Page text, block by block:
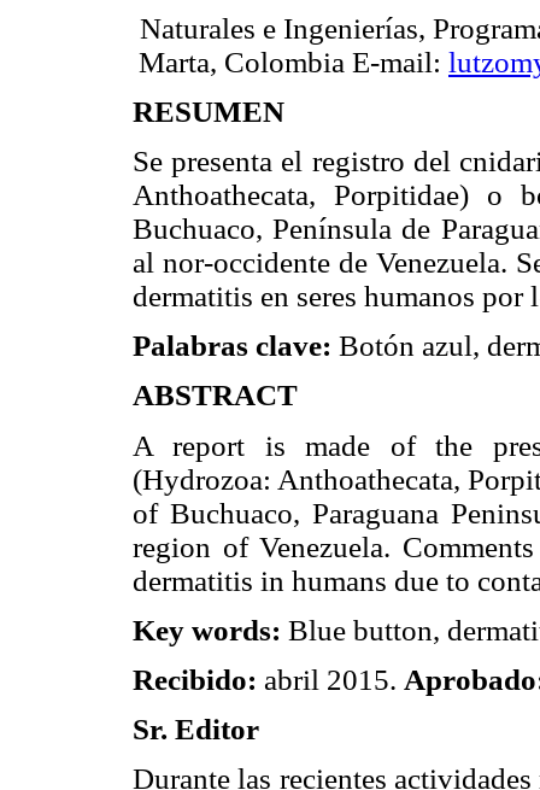
Naturales e Ingenierías,
Marta, Colombia E-mail:
RESUMEN
Se presenta el registro del
Anthoathecata, Porpitidae) o
Buchuaco, Península de
al nor-occidente de Venezuela.
dermatitis en seres humanos
Palabras clave: Botón azul,
ABSTRACT
A report is made of the
(Hydrozoa: Anthoathecata,
of Buchuaco, Paraguana
region of Venezuela.
dermatitis in humans due to
Key words: Blue button,
Recibido: abril 2015.
Sr. Editor
Durante las recientes